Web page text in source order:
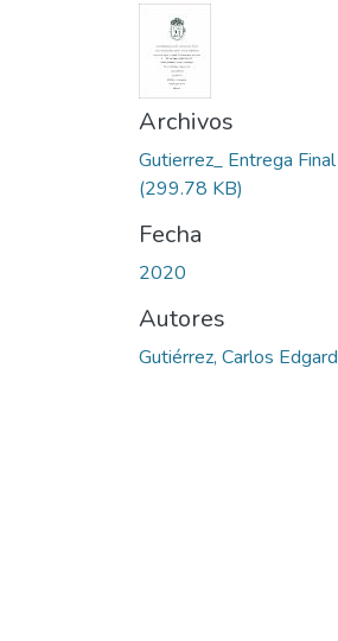
Archivos
Gutierrez_ Entrega
(299.78 KB)
Fecha
2020
Autores
Gutiérrez, Carlos